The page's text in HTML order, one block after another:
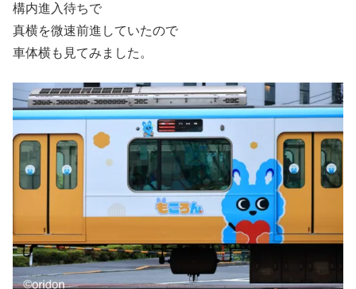
構内進入待ちで
真横を微速前進していたので
車体横も見てみました。